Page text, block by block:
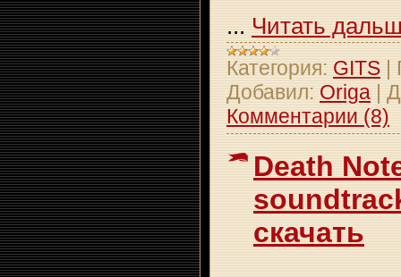
... Читать
Категория: GITS |
Добавил: Origa |
Комментарии (8)
Death
скачать